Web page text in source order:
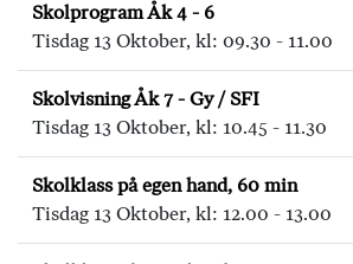
Skolprogram Åk 4 - 6
Tisdag 13 Oktober, kl: 09.30 - 11.00
Skolvisning Åk 7 - Gy / SFI
Tisdag 13 Oktober, kl: 10.45 - 11.30
Skolklass på egen hand, 60 min
Tisdag 13 Oktober, kl: 12.00 - 13.00